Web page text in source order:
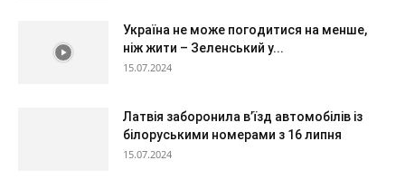
Україна не може погодитися на менше,
ніж жити – Зеленський у...
15.07.2024
Латвія заборонила в’їзд автомобілів із
білоруськими номерами з 16 липня
15.07.2024